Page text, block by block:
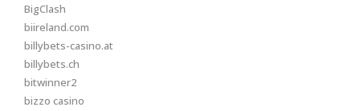
BigClash
biireland.com
billybets-casino.at
billybets.ch
bitwinner2
bizzo casino